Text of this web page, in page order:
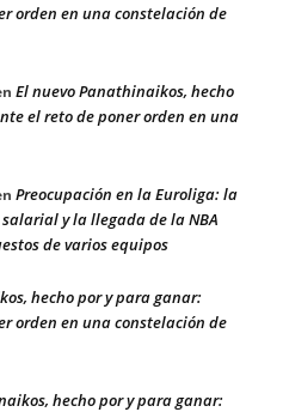
orden en una constelación de
El nuevo Panathinaikos, hecho
el reto de poner orden en una
Preocupación en la Euroliga: la
y la llegada de la NBA
de varios equipos
hecho por y para ganar:
orden en una constelación de
hecho por y para ganar: